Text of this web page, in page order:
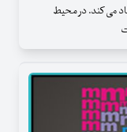
می کند. در محیط